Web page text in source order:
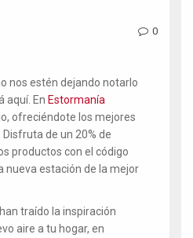
0
nos estén dejando notarlo
aquí. En Estormanía
ofreciéndote los mejores
. Disfruta de un 20% de
productos con el código
nueva estación de la mejor
traído la inspiración
aire a tu hogar, en